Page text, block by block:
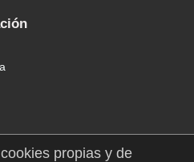
propias y de